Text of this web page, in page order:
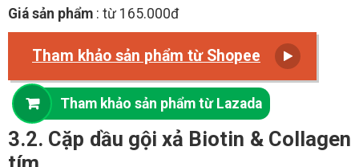
Giá sản phẩm : từ 165.000đ
Tham khảo sản phẩm từ Shopee
Tham khảo sản phẩm từ Lazada
3.2. Cặp dầu gội xả Biotin & Collagen